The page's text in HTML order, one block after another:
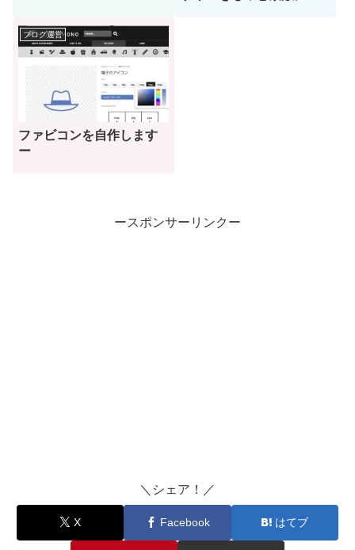
ブログ運営
ファビコンを自作します
ー
ースポンサーリンクー
＼シェア！／
X Facebook はてブ